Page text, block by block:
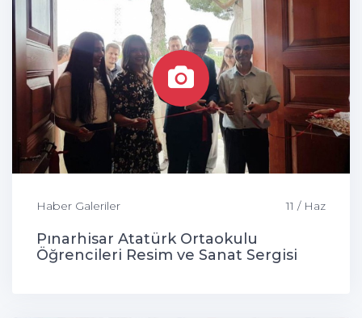
Haber Galeriler 11 / Haz
Pınarhisar Atatürk Ortaokulu
Öğrencileri Resim ve Sanat Sergisi